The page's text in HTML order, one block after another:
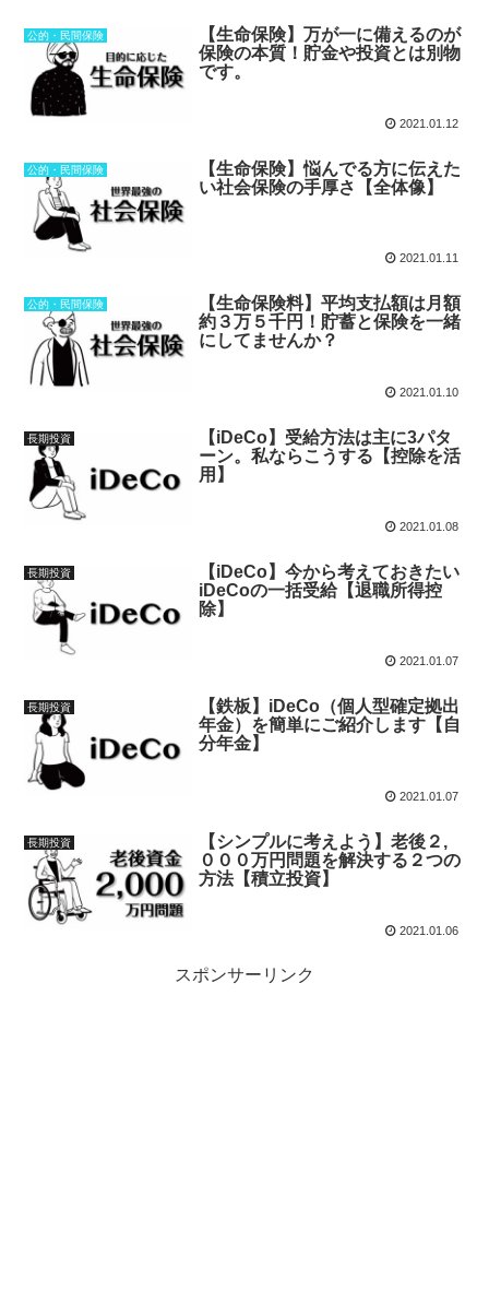
公的・民間保険
【生命保険】万が一に備えるのが
保険の本質！貯金や投資とは別物
です。
2021.01.12
公的・民間保険
【生命保険】悩んでる方に伝えた
い社会保険の手厚さ【全体像】
2021.01.11
公的・民間保険
【生命保険料】平均支払額は月額
約３万５千円！貯蓄と保険を一緒
にしてませんか？
2021.01.10
長期投資
【iDeCo】受給方法は主に3パタ
ーン。私ならこうする【控除を活
用】
2021.01.08
長期投資
【iDeCo】今から考えておきたい
iDeCoの一括受給【退職所得控
除】
2021.01.07
長期投資
【鉄板】iDeCo（個人型確定拠出
年金）を簡単にご紹介します【自
分年金】
2021.01.07
長期投資
【シンプルに考えよう】老後２,
０００万円問題を解決する２つの
方法【積立投資】
2021.01.06
スポンサーリンク